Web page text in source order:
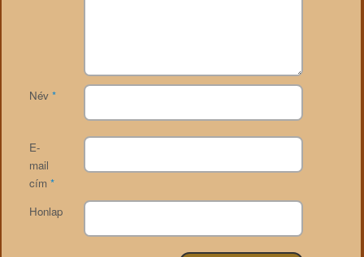
Név *
E-
mail
cím *
Honlap